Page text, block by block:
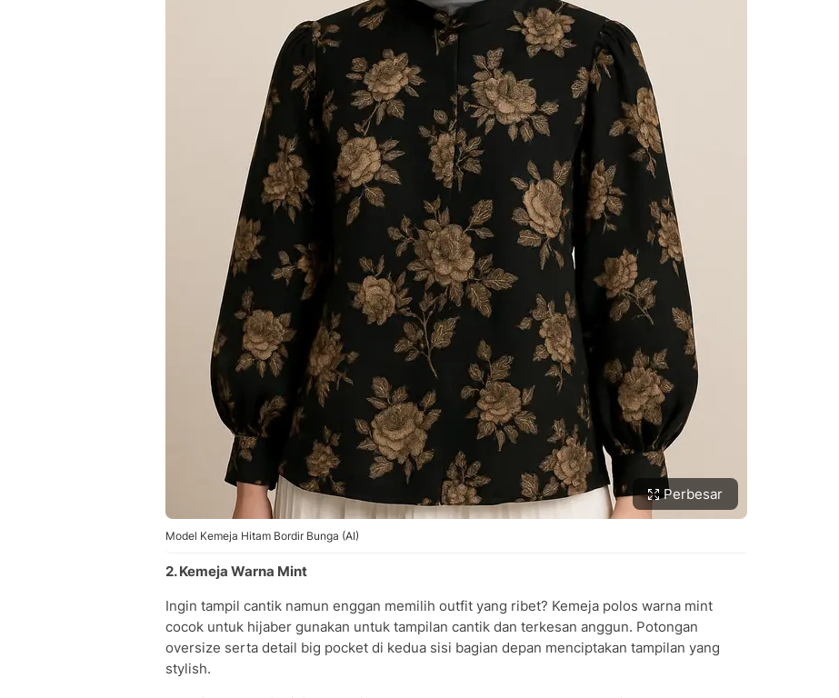
Perbesar
Model Kemeja Hitam Bordir Bunga (AI)
2. Kemeja Warna Mint
Ingin tampil cantik namun enggan memilih outfit yang ribet? Kemeja polos warna mint
cocok untuk hijaber gunakan untuk tampilan cantik dan terkesan anggun. Potongan
oversize serta detail big pocket di kedua sisi bagian depan menciptakan tampilan yang
stylish.